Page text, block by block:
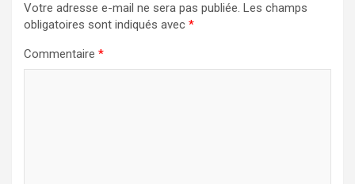
Votre adresse e-mail ne sera pas publiée. Les champs
obligatoires sont indiqués avec *
Commentaire *